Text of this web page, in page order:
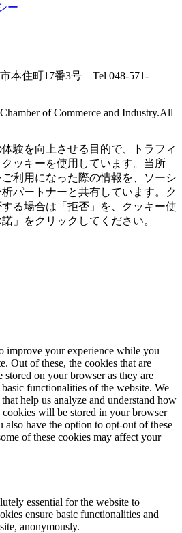
ー
本住町17番3号 Tel 048-571-
of Commerce and Industry.All
験を向上させる目的で、トラフィ
ッキーを使用しています。当所
利用になった際の情報を、ソーシ
パートナーと共有しています。ク
る場合は「拒否」を、クッキー使
」をクリックしてください。
improve your experience while you
Out of these, the cookies that are
stored on your browser as they are
functionalities of the website. We
help us analyze and understand how
cookies will be stored in your browser
have the option to opt-out of these
of these cookies may affect your
essential for the website to
ensure basic functionalities and
anonymously.